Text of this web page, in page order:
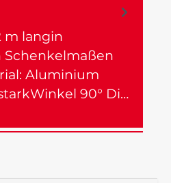
langin
Schenkelmaßen
Aluminium
90° Di…